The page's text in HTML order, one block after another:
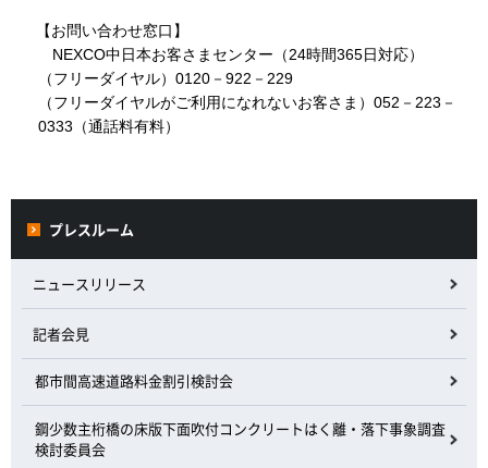
【お問い合わせ窓口】
NEXCO中日本お客さまセンター（24時間365日対応）
（フリーダイヤル）0120－922－229
（フリーダイヤルがご利用になれないお客さま）052－223－
0333（通話料有料）
プレスルーム
ニュースリリース
記者会見
都市間高速道路料金割引検討会
鋼少数主桁橋の床版下面吹付コンクリートはく離・落下事象調査
検討委員会